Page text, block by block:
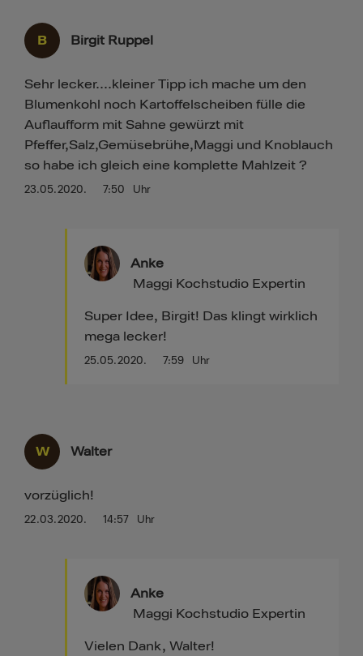
B Birgit Ruppel
23.05.2020. 7:50 Uhr
Sehr lecker....kleiner Tipp ich mache um den
Blumenkohl noch Kartoffelscheiben fülle die
Auflaufform mit Sahne gewürzt mit
Pfeffer,Salz,Gemüsebrühe,Maggi und Knoblauch
so habe ich gleich eine komplette Mahlzeit ?
Anke
25.05.2020. 7:59 Uhr
Maggi Kochstudio Expertin
Super Idee, Birgit! Das klingt wirklich
mega lecker!
W Walter
22.03.2020. 14:57 Uhr
vorzüglich!
Anke
Maggi Kochstudio Expertin
Vielen Dank, Walter!